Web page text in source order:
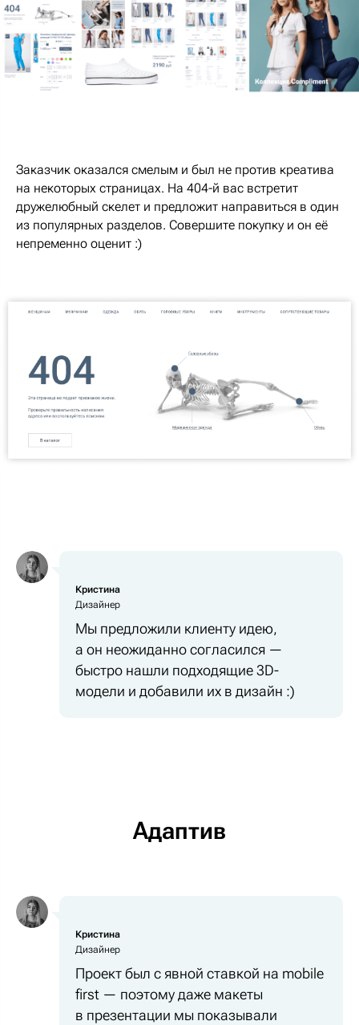
Заказчик оказался смелым и был не против креатива
на некоторых страницах. На 404-й вас встретит
дружелюбный скелет и предложит направиться в один
из популярных разделов. Совершите покупку и он её
непременно оценит :)
Кристина
Дизайнер
Мы предложили клиенту идею,
а он неожиданно согласился —
быстро нашли подходящие 3D-
модели и добавили их в дизайн :)
Адаптив
Кристина
Дизайнер
Проект был с явной ставкой на mobile
first — поэтому даже макеты
в презентации мы показывали